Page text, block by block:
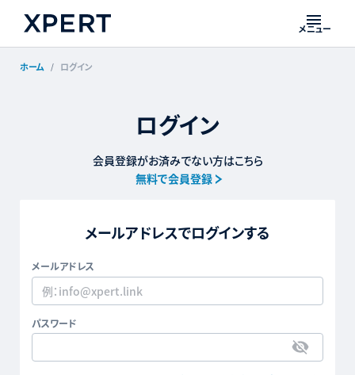
メニュー
ホーム ログイン
ログイン
会員登録がお済みでない方はこちら
無料で会員登録
メールアドレスでログインする
メールアドレス
パスワード